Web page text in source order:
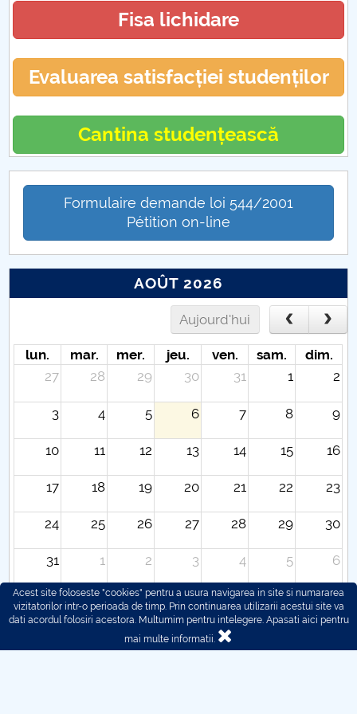
Fisa lichidare
Evaluarea satisfacției studenților
Cantina studențească
Formulaire demande loi 544/2001
Pétition on-line
AOÛT 2026
Aujourd'hui
lun. mar. mer. jeu. ven. sam.
dim.
27
28 29 30 31 1 2
3 4 5 6 7 8 9
10 11 12 13 14 15 16
17 18 19 20 21 22 23
24 25 26 27 28 29 30
31 1 2 3 4 5 6
Acest site foloseste "cookies" pentru a usura navigarea in site si numararea
vizitatorilor intr-o perioada de timp. Prin continuarea utilizarii acestui site va
dati acordul folosiri acestora. Multumim pentru intelegere. Apasati aici pentru
mai multe informatii.